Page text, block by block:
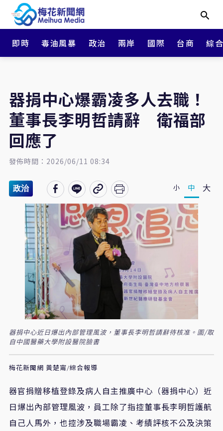
即時 毒油風暴 政治 兩岸 國際 台商 綜
器捐中心爆霸凌多人去職！
董事長李明哲請辭 衛福部
回應了
發佈時間：2026/06/11 08:34
政治 小 中 大
器捐中心近日爆出內部管理風波，董事長李明哲請辭待核准。圖/取
自中國醫藥大學附設醫院臉書
梅花新聞網 黃楚甯/綜合報導
器官捐贈移植登錄及病人自主推廣中心（器捐中心）近
日爆出內部管理風波，員工除了指控董事長李明哲護航
自己人馬外，也控涉及職場霸凌、考績評核不公及決策